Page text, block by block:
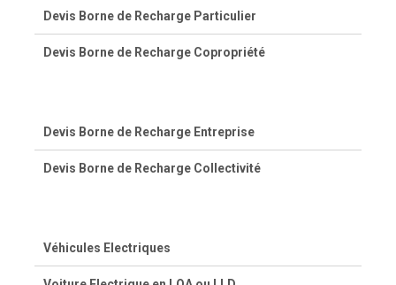
Devis Borne de Recharge Particulier
Devis Borne de Recharge Copropriété
Devis Borne de Recharge Entreprise
Devis Borne de Recharge Collectivité
Véhicules Electriques